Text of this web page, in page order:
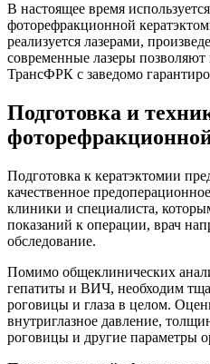
В настоящее время
фоторефракционной
реализуется лазерами,
современные лазеры
ТрансФРК с заведомо
Подготовка и
Подготовка к кератэктомии
качественное
клиники и специалиста,
показаний к операции, врач
обследование.
Помимо общеклинических
гепатиты и ВИЧ, необходим
роговицы и глаза в целом.
внутриглазное давление,
роговицы и другие параметры